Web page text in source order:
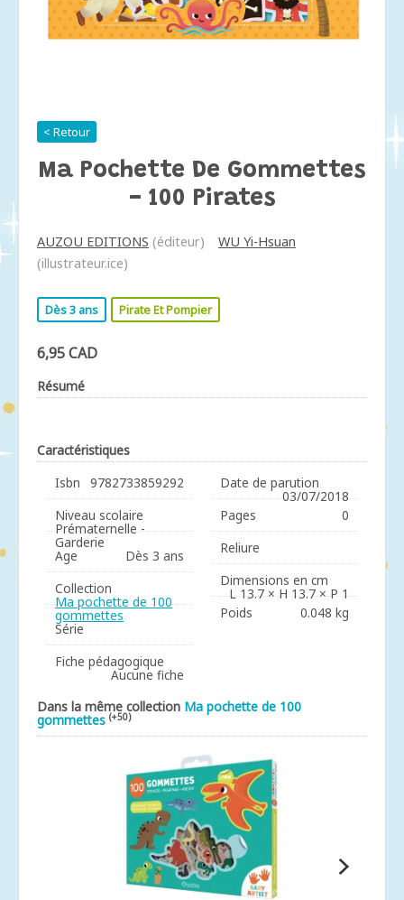
< Retour
Ma Pochette De Gommettes
- 100 Pirates
AUZOU EDITIONS (éditeur)
WU Yi-Hsuan
(illustrateur.ice)
Dès 3 ans Pirate Et Pompier
6,95 CAD
Résumé
Caractéristiques
Isbn
9782733859292
Niveau scolaire
Prématernelle -
Garderie
Age
Dès 3 ans
Collection
Ma pochette de 100
gommettes
Série
Fiche pédagogique
Aucune fiche
Date de parution
03/07/2018
Pages
0
Reliure
Dimensions en cm
L 13.7 × H 13.7 × P 1
Poids
0.048 kg
Dans la même collection Ma pochette de 100
gommettes (+50)